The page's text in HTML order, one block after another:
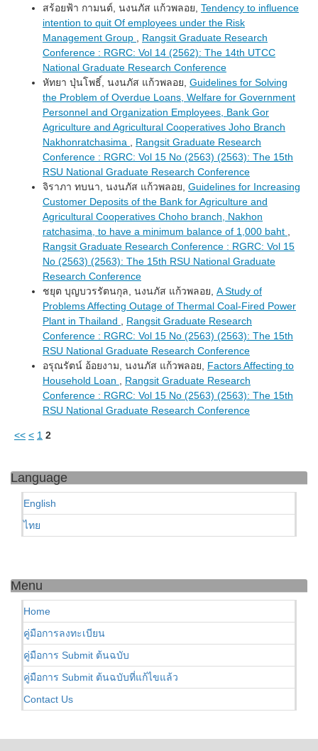
สร้อยฟ้า กามนต์, นงนภัส แก้วพลอย, Tendency to influence
intention to quit Of employees under the Risk
Management Group
Rangsit Graduate Research
Conference : RGRC: Vol 14 (2562): The 14th UTCC
National Graduate Research Conference
หัทยา ปุ่นโพธิ์, นงนภัส แก้วพลอย, Guidelines for Solving
the Problem of Overdue Loans, Welfare for Government
Personnel and Organization Employees, Bank Gor
Agriculture and Agricultural Cooperatives Joho Branch
Nakhonratchasima
Rangsit Graduate Research
Conference : RGRC: Vol 15 No (2563) (2563): The 15th
RSU National Graduate Research Conference
จิราภา ทบนา, นงนภัส แก้วพลอย, Guidelines for Increasing
Customer Deposits of the Bank for Agriculture and
Agricultural Cooperatives Choho branch, Nakhon
ratchasima, to have a minimum balance of 1,000 baht
Rangsit Graduate Research Conference : RGRC: Vol 15
No (2563) (2563): The 15th RSU National Graduate
Research Conference
ชยุต บุญบวรรัตนกุล, นงนภัส แก้วพลอย, A Study of
Problems Affecting Outage of Thermal Coal-Fired Power
Plant in Thailand
Rangsit Graduate Research
Conference : RGRC: Vol 15 No (2563) (2563): The 15th
RSU National Graduate Research Conference
อรุณรัตน์ อ้อยงาม, นงนภัส แก้วพลอย, Factors Affecting to
Household Loan
Rangsit Graduate Research
Conference : RGRC: Vol 15 No (2563) (2563): The 15th
RSU National Graduate Research Conference
<< < 1 2
Language
English
ไทย
Menu
Home
คู่มือการลงทะเบียน
คู่มือการ Submit ต้นฉบับ
คู่มือการ Submit ต้นฉบับที่แก้ไขแล้ว
Contact Us